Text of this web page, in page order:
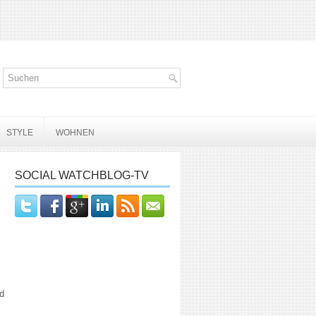
STYLE WOHNEN
SOCIAL WATCHBLOG-TV